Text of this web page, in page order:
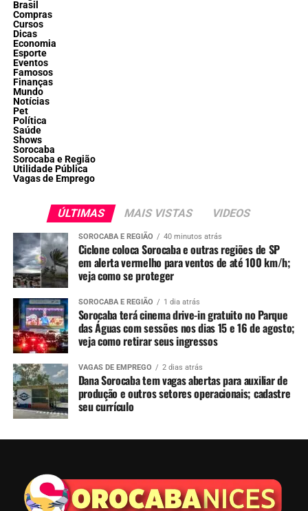
Brasil
Compras
Cursos
Dicas
Economia
Esporte
Eventos
Famosos
Finanças
Mundo
Notícias
Pet
Política
Saúde
Shows
Sorocaba
Sorocaba e Região
Utilidade Pública
Vagas de Emprego
ÚLTIMAS MAIS VISTAS VIDEOS
SOROCABA E REGIÃO 40 minutos atrás
Ciclone coloca Sorocaba e outras regiões de SP
em alerta vermelho para ventos de até 100 km/h;
veja como se proteger
SOROCABA E REGIÃO 1 dia atrás
Sorocaba terá cinema drive-in gratuito no Parque
das Águas com sessões nos dias 15 e 16 de agosto;
veja como retirar seus ingressos
VAGAS DE EMPREGO 2 dias atrás
Dana Sorocaba tem vagas abertas para auxiliar de
produção e outros setores operacionais; cadastre
seu currículo